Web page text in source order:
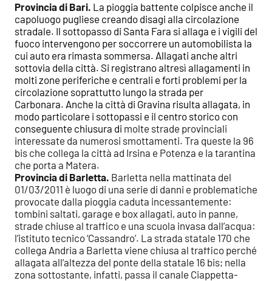
Provincia di Bari. La pioggia battente colpisce anche il
capoluogo pugliese creando disagi alla circolazione
stradale. Il sottopasso di Santa Fara si allaga e i vigili del
fuoco intervengono per soccorrere un automobilista la
cui auto era rimasta sommersa. Allagati anche altri
sottovia della città. Si registrano altresì allagamenti in
molti zone periferiche e centrali e forti problemi per la
circolazione soprattutto lungo la strada per
Carbonara. Anche la città di Gravina risulta allagata, in
modo particolare i sottopassi e il centro storico con
conseguente chiusura di molte strade provinciali
interessate da numerosi smottamenti. Tra queste la 96
bis che collega la città ad Irsina e Potenza e la tarantina
che porta a Matera.
Provincia di Barletta. Barletta nella mattinata del
01/03/2011 è luogo di una serie di danni e problematiche
provocate dalla pioggia caduta incessantemente:
tombini saltati, garage e box allagati, auto in panne,
strade chiuse al traffico e una scuola invasa dall’acqua:
l’istituto tecnico ‘Cassandro’. La strada statale 170 che
collega Andria a Barletta viene chiusa al traffico perché
allagata all’altezza del ponte della statale 16 bis; nella
zona sottostante, infatti, passa il canale Ciappetta-